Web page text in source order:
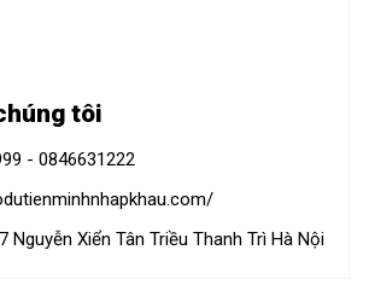
tôi
- 0846631222
Nguyễn Xiển Tân Triều Thanh Trì Hà Nội